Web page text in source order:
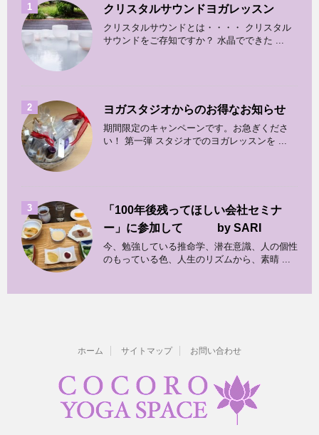
1 クリスタルサウンドヨガレッスン
クリスタルサウンドとは・・・・ クリスタル
サウンドをご存知ですか？ 水晶でできた ...
2 ヨガスタジオからのお得なお知らせ
期間限定のキャンペーンです。お急ぎくださ
い！ 第一弾 スタジオでのヨガレッスンを ...
3
「100年後残ってほしい会社セミナ
ー」に参加して by SARI
今、勉強している推命学、潜在意識、人の個性
のもっている色、人生のリズムから、素晴 ...
ホーム サイトマップ お問い合わせ